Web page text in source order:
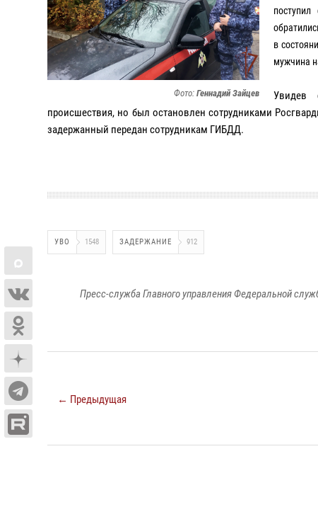
Фото: Геннадий Зайцев
в
мужчина
Увидев
происшествия, но был остановлен сотрудниками
задержанный передан сотрудникам ГИБДД.
УВО 1548 ЗАДЕРЖАНИЕ 912
Пресс-служба Главного управления Федеральной
← Предыдущая